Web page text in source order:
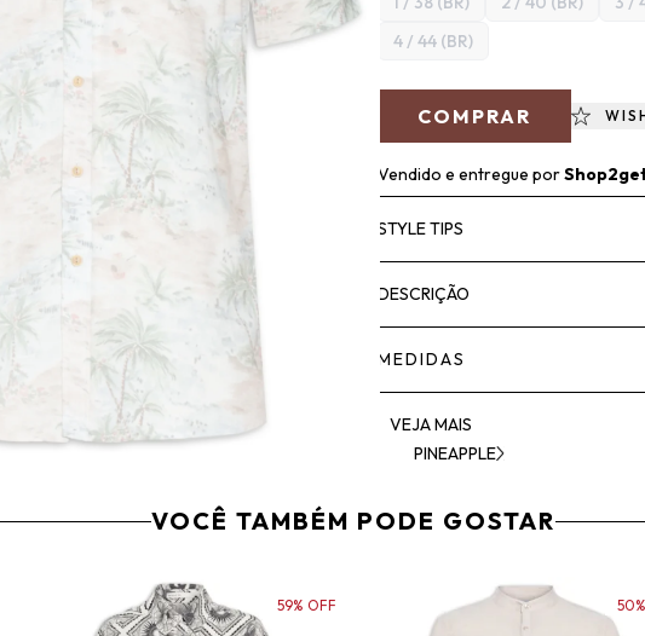
4 / 44 (BR)
COMPRAR
Vendido e entregue por
STYLE TIPS
DESCRIÇÃO
MEDIDAS
VEJA MAIS
PINEAPPLE
VOCÊ TAMBÉM PODE GOSTAR
59% OFF